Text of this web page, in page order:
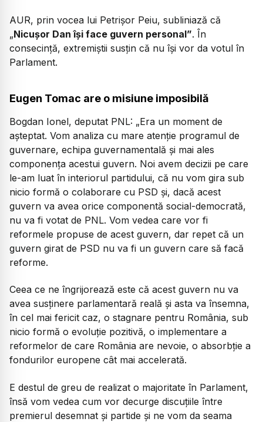
AUR, prin vocea lui Petrișor Peiu, subliniază că
„Nicușor Dan își face guvern personal”. În
consecință, extremiștii susțin că nu își vor da votul în
Parlament.
Eugen Tomac are o misiune imposibilă
Bogdan Ionel, deputat PNL: „Era un moment de
așteptat. Vom analiza cu mare atenție programul de
guvernare, echipa guvernamentală și mai ales
componența acestui guvern. Noi avem decizii pe care
le-am luat în interiorul partidului, că nu vom gira sub
nicio formă o colaborare cu PSD și, dacă acest
guvern va avea orice componentă social-democrată,
nu va fi votat de PNL. Vom vedea care vor fi
reformele propuse de acest guvern, dar repet că un
guvern girat de PSD nu va fi un guvern care să facă
reforme.
Ceea ce ne îngrijorează este că acest guvern nu va
avea susținere parlamentară reală și asta va însemna,
în cel mai fericit caz, o stagnare pentru România, sub
nicio formă o evoluție pozitivă, o implementare a
reformelor de care România are nevoie, o absorbție a
fondurilor europene cât mai accelerată.
E destul de greu de realizat o majoritate în Parlament,
însă vom vedea cum vor decurge discuțiile între
premierul desemnat și partide și ne vom da seama